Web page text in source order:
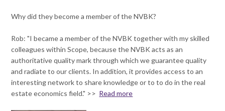
c
n
t
e
n
t
Why did they become a member of the NVBK?
Rob: "I became a member of the NVBK together with my skilled
colleagues within Scope, because the NVBK acts as an
authoritative quality mark through which we guarantee quality
and radiate to our clients. In addition, it provides access to an
interesting network to share knowledge or to to do in the real
estate economics field." >> Read more
Contact
Inloggen mijn NVBK